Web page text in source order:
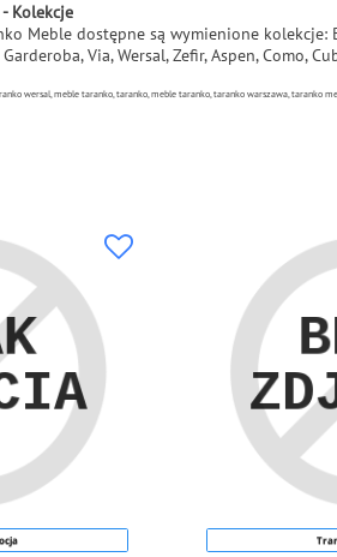
Kolekcje
Meble dostępne są wymienione kolekcje:
Via, Wersal, Zefir, Aspen, Como,
wersal, meble taranko, taranko, meble taranko, taranko warszawa, taranko